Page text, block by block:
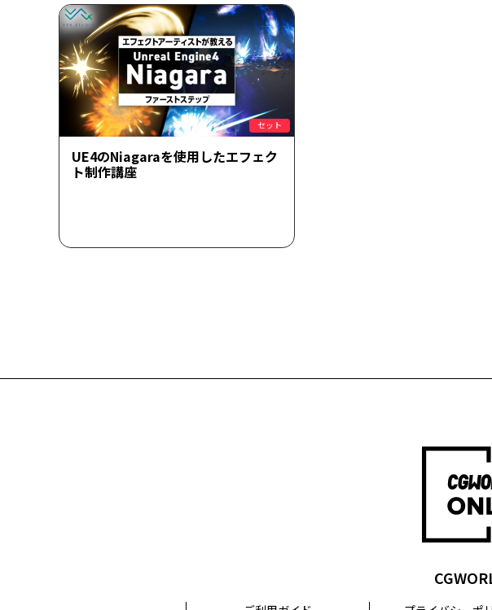
セット
UE4のNiagaraを使用したエフェク
ト制作講座